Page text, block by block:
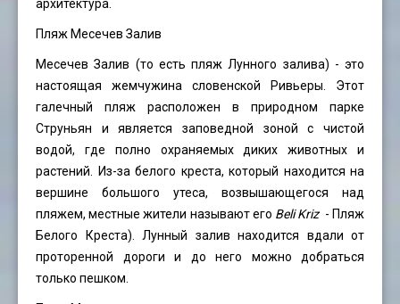
архитектура.
Пляж Месечев Залив
Месечев Залив (то есть пляж Лунного залива) - это
настоящая жемчужина словенской Ривьеры. Этот
галечный пляж расположен в природном парке
Струньян и является заповедной зоной с чистой
водой, где полно охраняемых диких животных и
растений. Из-за белого креста, который находится на
вершине большого утеса, возвышающегося над
пляжем, местные жители называют его Beli Kriz - Пляж
Белого Креста). Лунный залив находится вдали от
проторенной дороги и до него можно добраться
только пешком.